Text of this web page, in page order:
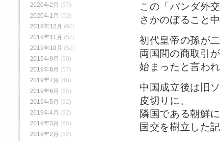
この「パンダ外
さかのぼること
初代皇帝の孫が
両国間の商取引
始まったと言わ
中国成立後は旧
皮切りに、
隣国である朝鮮
国交を樹立した
2020年2月 (57)
2020年1月 (52)
2019年12月 (60)
2019年11月 (57)
2019年10月 (52)
2019年9月 (60)
2019年8月 (57)
2019年7月 (48)
2019年6月 (65)
2019年5月 (52)
2019年4月 (52)
2019年3月 (65)
2019年2月 (52)